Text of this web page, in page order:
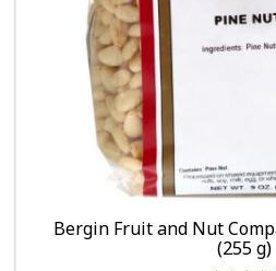
Bergin Fruit and Nut
(255 g)